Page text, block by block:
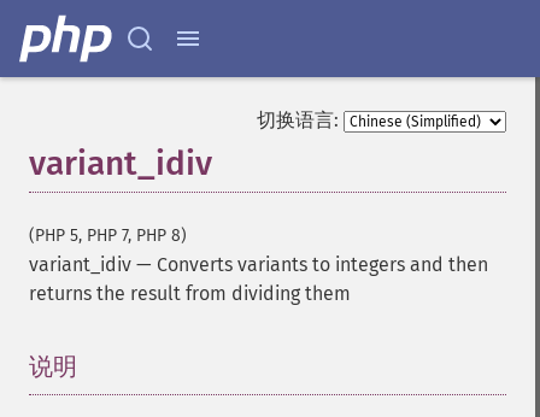
切换语言:
variant_idiv
(PHP 5, PHP 7, PHP 8)
variant_idiv — Converts variants to integers and then
returns the result from dividing them
说明